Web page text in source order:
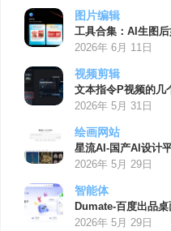
图片编辑
工具合集：AI生图
2026年 6月 11日
视频剪辑
文本指令P视频的几
2026年 5月 31日
绘画网站
星流AI-国产AI设计
2026年 5月 29日
智能体
Dumate-百度出品
2026年 5月 29日